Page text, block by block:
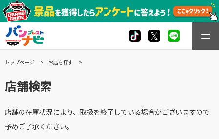
トップページ お店を探す
店舗検索
店舗の在庫状況により、取扱を終了している場合がございますので
予めご了承ください。